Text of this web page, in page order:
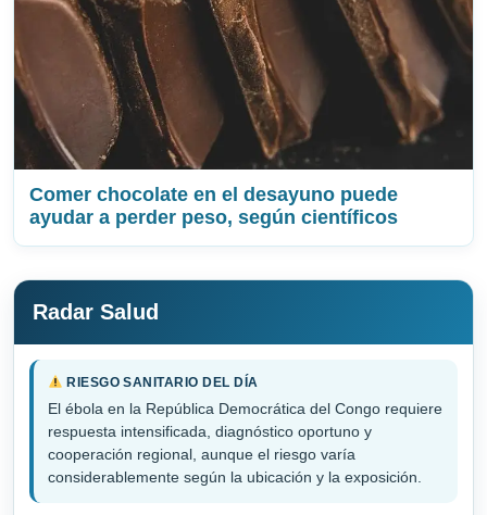
Comer chocolate en el desayuno puede
ayudar a perder peso, según científicos
Radar Salud
RIESGO SANITARIO DEL DÍA
El ébola en la República Democrática del Congo requiere
respuesta intensificada, diagnóstico oportuno y
cooperación regional, aunque el riesgo varía
considerablemente según la ubicación y la exposición.